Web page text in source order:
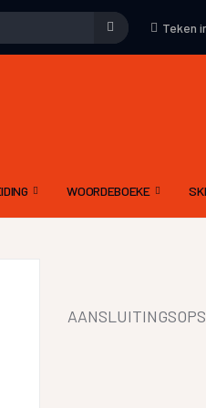
Teken
WOORDEBOEKE